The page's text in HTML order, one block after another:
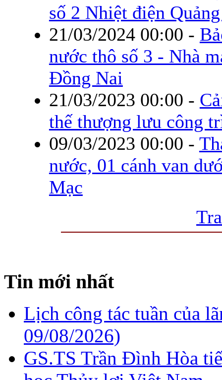
số 2 Nhiệt điện
21/03/2024 00:00 -
nước thô số 3 - Nhà
Đồng Nai
21/03/2023 00:00 -
thế thượng lưu công
09/03/2023 00:00 -
nước, 01 cánh van
Mạc
Tin mới nhất
Lịch công tác tuần của
09/08/2026)
GS.TS Trần Đình Hòa